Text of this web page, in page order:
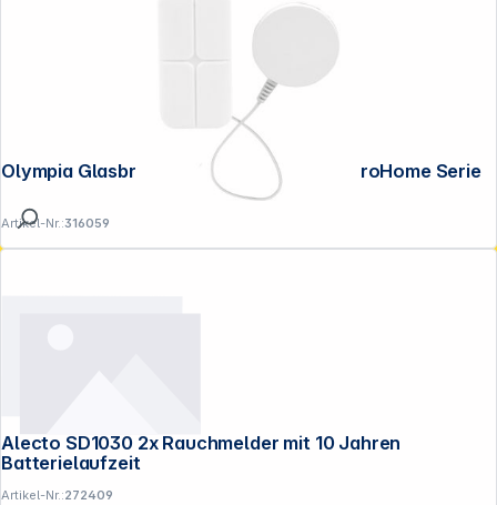
Olympia Glasbruchsensor für Protect / ProHome Serie
Artikel-Nr.:316059
Alecto SD1030 2x Rauchmelder mit 10 Jahren
Batterielaufzeit
Artikel-Nr.:272409